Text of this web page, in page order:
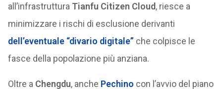
all’infrastruttura Tianfu Citizen Cloud, riesce a
minimizzare i rischi di esclusione derivanti
dell’eventuale “divario digitale” che colpisce le
fasce della popolazione più anziana.
Oltre a Chengdu, anche Pechino con l’avvio del piano